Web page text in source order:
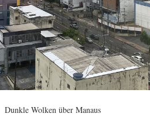
Dunkle Wolken über Manaus